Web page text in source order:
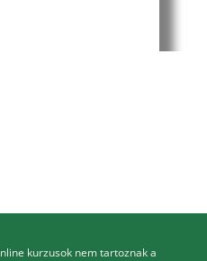
kurzusok nem tartoznak a